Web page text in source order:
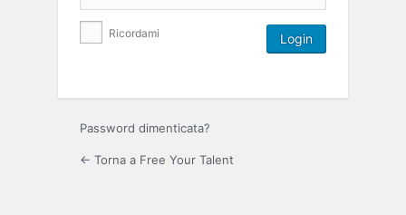
Ricordami
Password dimenticata?
← Torna a Free Your Talent